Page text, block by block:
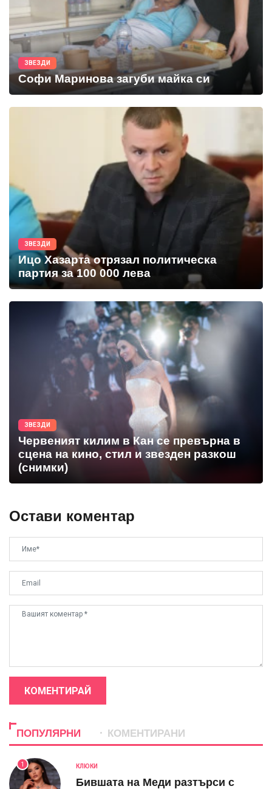
ЗВЕЗДИ
Софи Маринова загуби майка си
ЗВЕЗДИ
Ицо Хазарта отрязал политическа
партия за 100 000 лева
ЗВЕЗДИ
Червеният килим в Кан се превърна в
сцена на кино, стил и звезден разкош
(снимки)
Остави коментар
КОМЕНТИРАЙ
ПОПУЛЯРНИ КОМЕНТИРАНИ
1 КЛЮКИ
Бившата на Меди разтърси с